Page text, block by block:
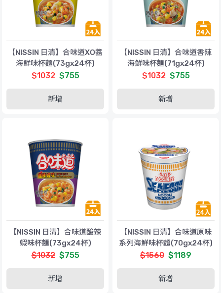
【NISSIN 日清】合味道XO醬
海鮮味杯麵(73gx24杯)
$1032 $755
新增
【NISSIN 日清】合味道香辣
海鮮味杯麵(71gx24杯)
$1032 $755
新增
【NISSIN 日清】合味道酸辣
蝦味杯麵(73gx24杯)
$1032 $755
新增
【NISSIN 日清】合味道原味
系列海鮮味杯麵(70gx24杯)
$1560 $1189
新增